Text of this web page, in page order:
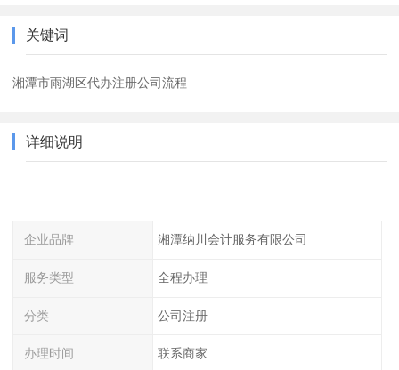
关键词
湘潭市雨湖区代办注册公司流程
详细说明
企业品牌 湘潭纳川会计服务有限公司
服务类型 全程办理
分类 公司注册
办理时间 联系商家